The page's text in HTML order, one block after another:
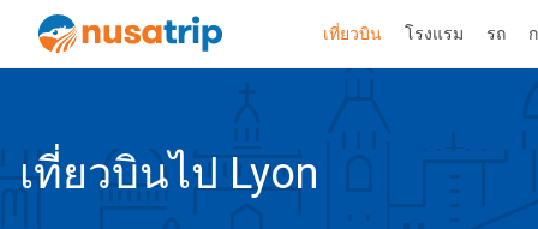
เที่ยวบิน โรงแรม รถ
เที่ยวบินไป Lyon